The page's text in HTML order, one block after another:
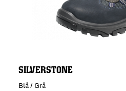
SILVERSTONE
Blå / Grå